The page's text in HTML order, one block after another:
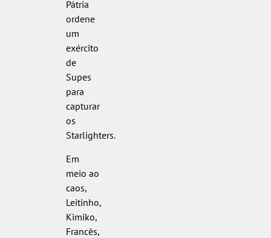
Pátria
ordene
um
exército
de
Supes
para
capturar
os
Starlighters.
Em
meio ao
caos,
Leitinho,
Kimiko,
Francês,